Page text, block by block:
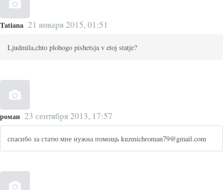
Tatiana 21 января 2015, 01:51
Ljudmila,chto plohogo pishetsja v etoj statje?
роман 23 сентября 2013, 17:57
спасибо за статю мне нужна помощь kuzmichroman79@gmail.com